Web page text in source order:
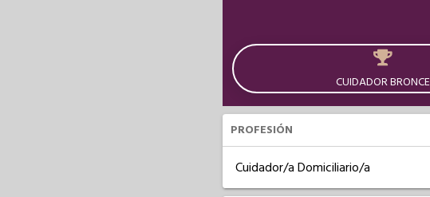
CUIDADOR BRONCE
PROFESIÓN
Cuidador/a Domiciliario/a